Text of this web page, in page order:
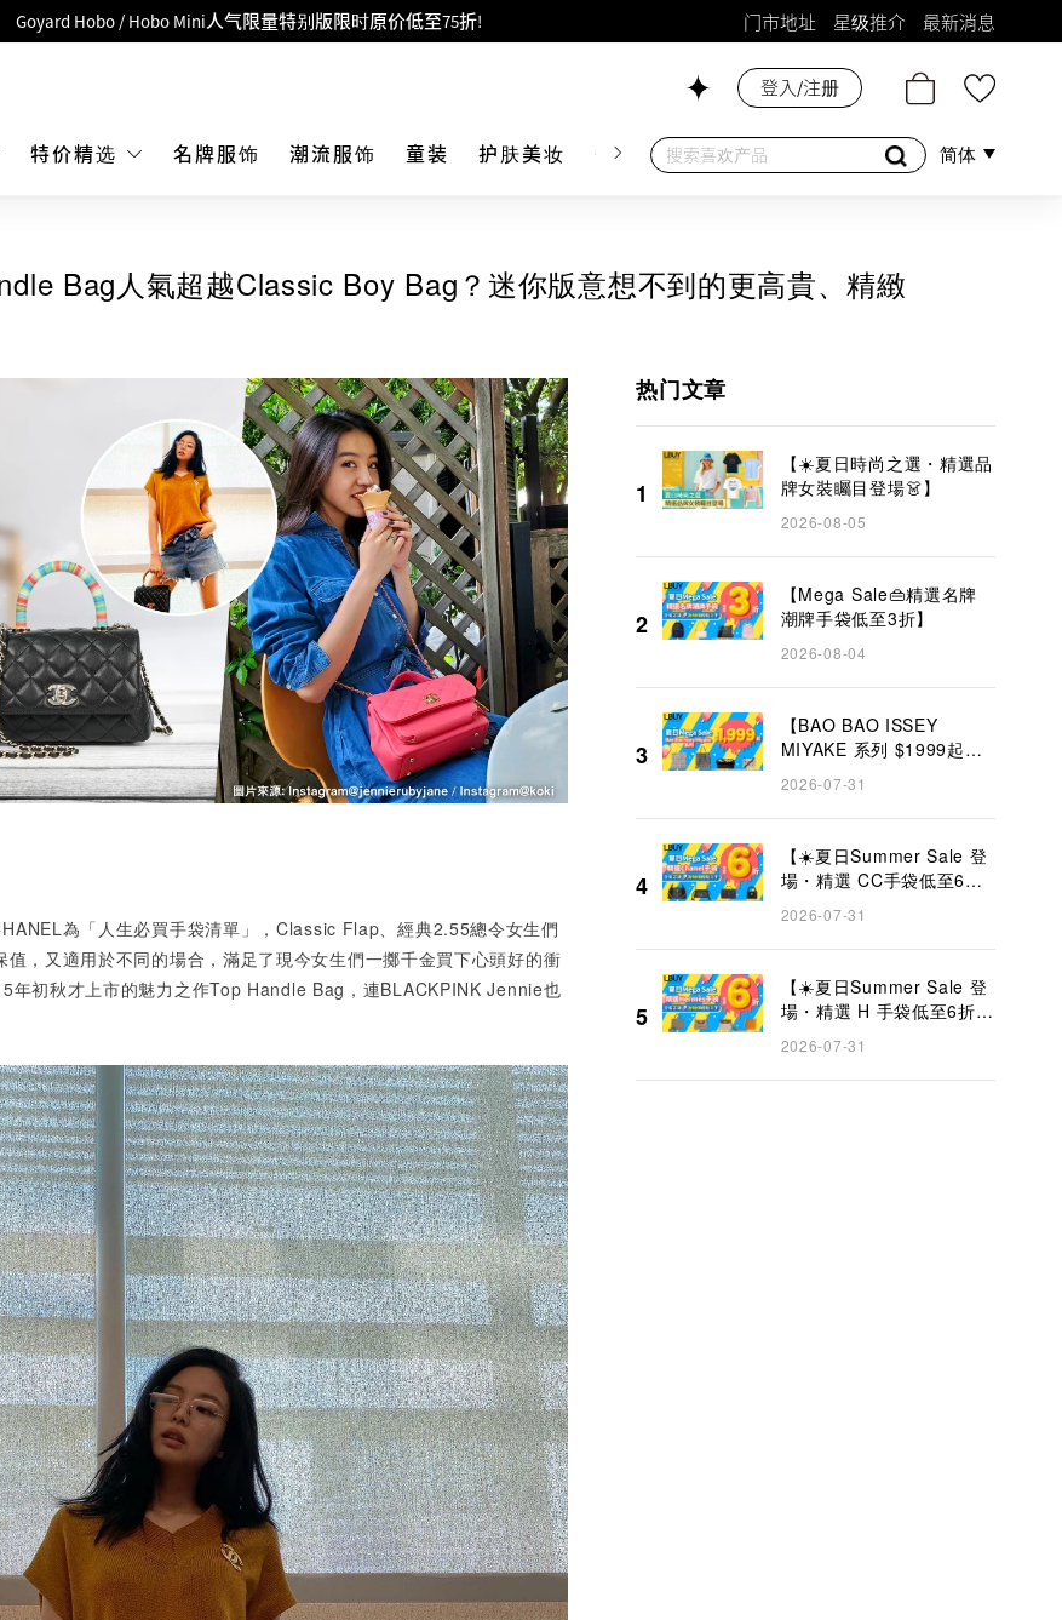
LBuy呈献 - Hermès 及 Chanel 手袋及首饰低至6折，立即入手!
重要通告：银行转帐及转数快付款注意事项
LBuy MEGA SALE 精选名牌手袋及小皮具低至6折
门市地址 星级推介 最新消息
特价精选 名牌服饰 潮流服饰 童装 护肤美妆 香水香薰 个人护理 母婴护理 游戏及精品
登入/注册
简体
Bag人氣超越Classic Boy Bag？迷你版意想不到的更高貴、精緻
热门文章
1
【☀️夏日時尚之選・精選品
牌女裝矚目登場👗】
2026-08-05
2
【Mega Sale👜精選名牌
潮牌手袋低至3折】
2026-08-04
3
【BAO BAO ISSEY
MIYAKE 系列 $1999起
✨】
2026-07-31
4
【☀️夏日Summer Sale 登
場・精選 CC手袋低至6折
👜】
2026-07-31
5
【☀️夏日Summer Sale 登
場・精選 H 手袋低至6折
👜】
2026-07-31
為「人生必買手袋清單」，Classic Flap、經典2.55總令女生們
，又適用於不同的場合，滿足了現今女生們一擲千金買下心頭好的衝
年初秋才上市的魅力之作Top Handle Bag，連BLACKPINK Jennie也